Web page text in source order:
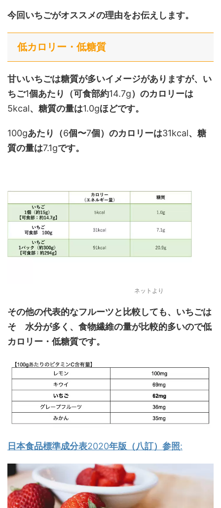
今回いちごがオススメの理由をお伝えします。
低カロリー・低糖質
甘いいちごは糖質が多いイメージがありますが、い
ちご1個あたり（可食部約14.7g）のカロリーは
5kcal、糖質の量は1.0gほどです。
100gあたり（6個〜7個）のカロリーは31kcal、糖
質の量は7.1gです。
ネットより
その他の代表的なフルーツと比較しても、いちごは
そ 水分が多く、食物繊維の量が比較的多いので低
カロリー・低糖質です。
日本食品標準成分表2020年版（八訂）参照: